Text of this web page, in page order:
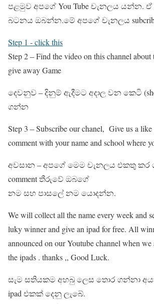
පළමුව අපගේ You Tube චැනලය යන්න. ඒ
බටනය ඔබන්න.මේ අපගේ චැනලය
Step 1 - click this
Step 2 – Find the video on this channel
give away Game
දෙවනුව – දිනුම් ඇදීමට අදාල වන කෙටි
ගන්න
Step 3 – Subscribe our chanel, Give us a like
comment with your name and school where
අවසාන – අපගේ මෙම චැනලය එකතු
comment තීරුවේ ඔබගේ
නම සහ පාසලේ නම යොදන්න.
We will collect all the name every week and
luky winner and give an ipad for free. All
announced on our Youtube channel when we
the ipads . thanks ,, Good Luck.
සැම සතියකම අහබු ලෙස තොර ගන්නා
ipad එකක් දෙනු ලැබේ.